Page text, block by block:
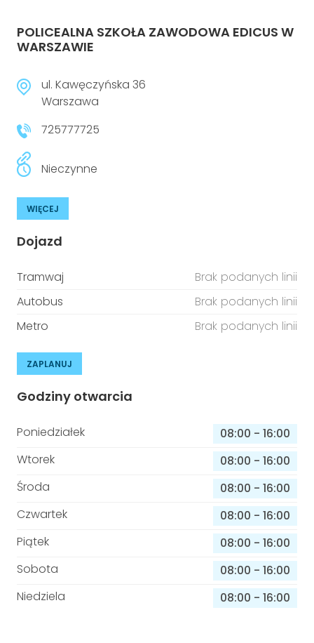
POLICEALNA SZKOŁA ZAWODOWA EDICUS W
WARSZAWIE
ul. Kawęczyńska 36
Warszawa
725777725
Nieczynne
WIĘCEJ
Dojazd
Tramwaj
Brak podanych linii
Autobus
Brak podanych linii
Metro
Brak podanych linii
ZAPLANUJ
Godziny otwarcia
Poniedziałek 08:00 - 16:00
Wtorek
08:00 - 16:00
Środa
08:00 - 16:00
Czwartek
08:00 - 16:00
Piątek
08:00 - 16:00
Sobota
08:00 - 16:00
Niedziela
08:00 - 16:00